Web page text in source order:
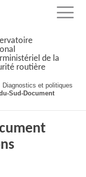
Menu
de la
routière
Diagnostics et politiques
Sud-Document